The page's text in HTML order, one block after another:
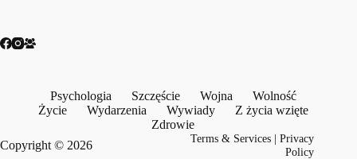
Psychologia Szczęście Wojna
Wolność
Życie
Wydarzenia Wywiady
Z życia wzięte
Zdrowie
Copyright © 2026
Terms & Services |Privacy
Policy